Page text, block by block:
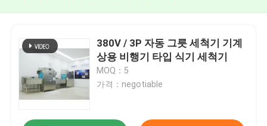
380V / 3P 자동 그릇 세척기 기계
상용 비행기 타입 식기 세척기
MOQ：5
가격：negotiable